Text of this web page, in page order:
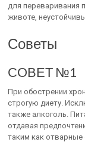
для переваривания
животе,
Советы
СОВЕТ №1
При обострении
строгую диету.
также алкоголь.
отдавая
таким как